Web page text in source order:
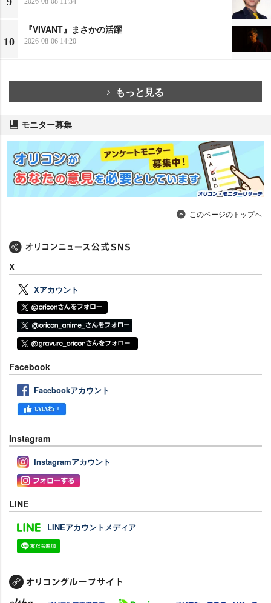
10
『VIVANT』まさかの活躍
2026-08-06 14:20
もっと見る
モニター募集
このページのトップへ
X
Xアカウント
Facebook
Facebookアカウント
Instagram
Instagramアカウント
LINE
LINEアカウントメディア